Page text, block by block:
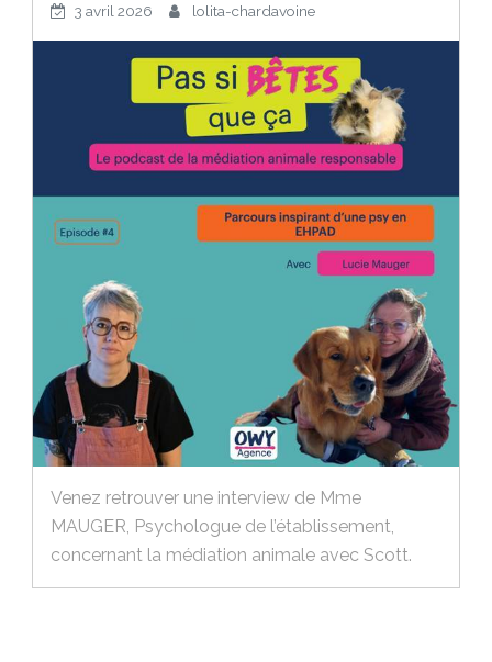
3 avril 2026 lolita-chardavoine
Venez retrouver une interview de Mme
MAUGER, Psychologue de l’établissement,
concernant la médiation animale avec Scott.